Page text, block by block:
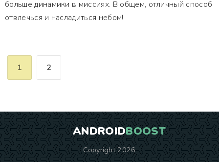
больше динамики в миссиях. В общем, отличный способ
отвлечься и насладиться небом!
1 2
ANDROIDBOOST
Copyright 2026